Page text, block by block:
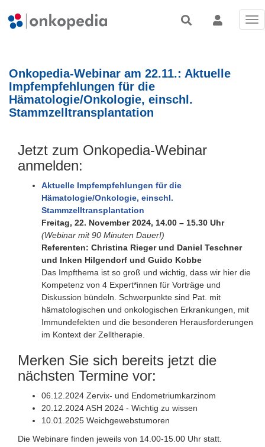
Onkopedia-Webinar am 22.11.: Aktuelle
Impfempfehlungen für die
Hämatologie/Onkologie, einschl.
Stammzelltransplantation
Jetzt zum Onkopedia-Webinar
anmelden:
Aktuelle Impfempfehlungen für die
Hämatologie/Onkologie, einschl.
Stammzelltransplantation
Freitag, 22. November 2024, 14.00 – 15.30 Uhr
(Webinar mit 90 Minuten Dauer!)
Referenten: Christina Rieger und Daniel Teschner
und Inken Hilgendorf und Guido Kobbe
Das Impfthema ist so groß und wichtig, dass wir hier die
Kompetenz von 4 Expert*innen für Vorträge und
Diskussion bündeln. Schwerpunkte sind Pat. mit
hämatologischen und onkologischen Erkrankungen, mit
Immundefekten und die besonderen Herausforderungen
im Kontext der Zelltherapie.
Merken Sie sich bereits jetzt die
nächsten Termine vor:
06.12.2024 Zervix- und Endometriumkarzinom
20.12.2024 ASH 2024 - Wichtig zu wissen
10.01.2025 Weichgewebstumoren
Die Webinare finden jeweils von 14.00-15.00 Uhr statt.